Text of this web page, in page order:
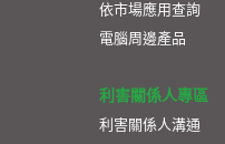
依市場應用查詢
電腦周邊產品
利害關係人專區
利害關係人溝通